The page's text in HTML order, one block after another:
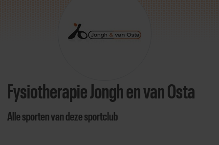
Fysiotherapie Jongh en van Osta
Alle sporten van deze sportclub